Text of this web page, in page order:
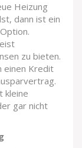
Heizung
dann ist ein
zu bieten.
einen Kredit
kleine
gar nicht